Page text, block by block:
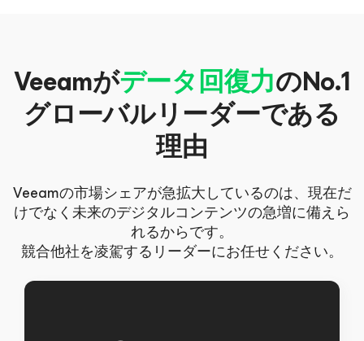
Veeamがデータ回復力のNo.1
グローバルリーダーである
理由
Veeamの市場シェアが急拡大しているのは、現在だ
けでなく未来のデジタルコンテンツの急増に備えら
れるからです。
競合他社を凌駕するリーダーにお任せください。